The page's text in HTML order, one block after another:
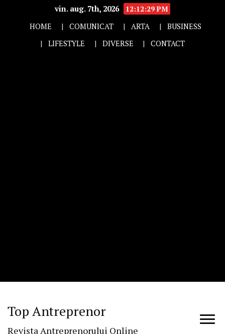
vin. aug. 7th, 2026
12:12:30 PM
HOME
COMUNICAT ARTA
BUSINESS
LIFESTYLE
DIVERSE CONTACT
Top Antreprenor
Revista Antreprenorului Online